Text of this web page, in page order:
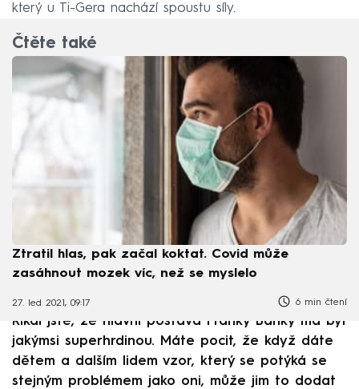
který u Ti-Gera nachází spoustu síly.
Čtěte také
Ztratil hlas, pak začal koktat. Covid může
zasáhnout mozek víc, než se myslelo
27. led 2021, 09:17 6 min čtení
Říkal jste, že hlavní postava Franky Banky má být
jakýmsi superhrdinou. Máte pocit, že když dáte
dětem a dalším lidem vzor, který se potýká se
stejným problémem jako oni, může jim to dodat